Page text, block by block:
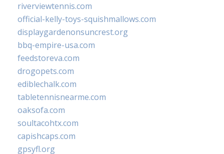
riverviewtennis.com
official-kelly-toys-squishmallows.com
displaygardenonsuncrest.org
bbq-empire-usa.com
feedstoreva.com
drogopets.com
ediblechalk.com
tabletennisnearme.com
oaksofa.com
soultacohtx.com
capishcaps.com
gpsyfl.org